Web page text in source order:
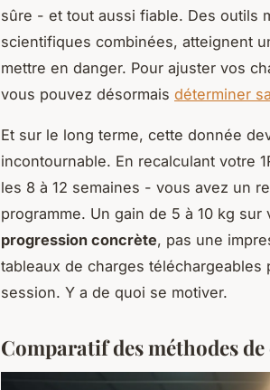
sûre - et tout aussi fiable. Des outils
scientifiques combinées, atteignent
mettre en danger. Pour ajuster vos
vous pouvez désormais déterminer
Et sur le long terme, cette donnée
incontournable. En recalculant votre
les 8 à 12 semaines - vous avez un
programme. Un gain de 5 à 10 kg sur
progression concrète, pas une
tableaux de charges
session. Y a de quoi se motiver.
Comparatif des méthodes